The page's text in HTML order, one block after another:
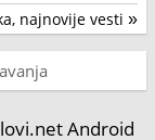
najnovije vesti »
Android